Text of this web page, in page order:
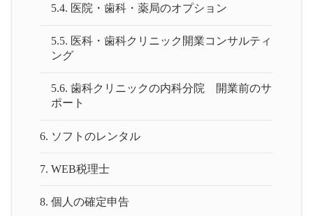
5.4. 医院・歯科・薬局のオプション
5.5. 医科・歯科クリニック開業コンサルティ
ング
5.6.歯科クリニックの内科分院 開業前のサ
ポート
6. ソフトのレンタル
7.WEB税理士
8.個人の確定申告